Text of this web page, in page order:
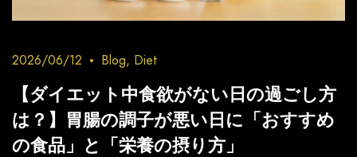
2026/06/12 Blog, Diet
【ダイエット中食欲がない日の過ごし方
は？】胃腸の調子が悪い日に「おすすめ
の食品」と「栄養の摂り方」